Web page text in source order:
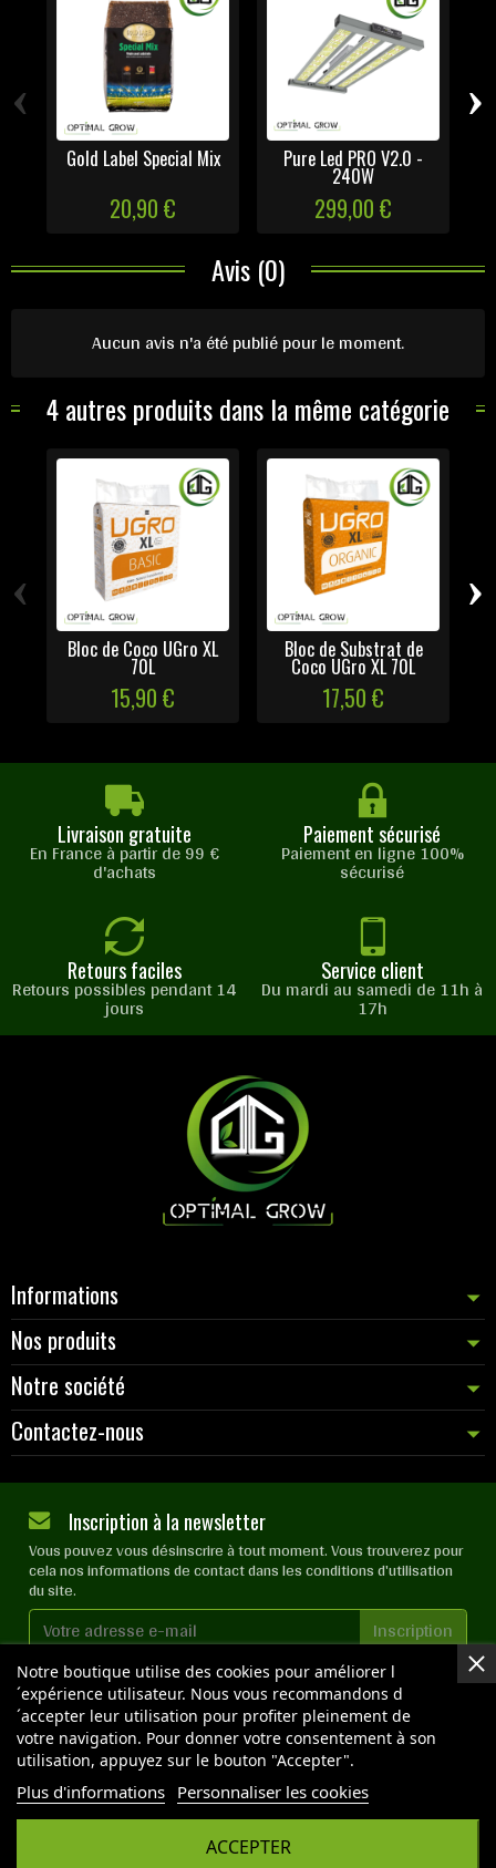
Gold Label Special Mix
20,90 €
Pure Led PRO V2.0 -
240W
299,00 €
‹ ›
Avis (0)
Aucun avis n'a été publié pour le moment.
4 autres produits dans la même catégorie
Bloc de Coco UGro XL
70L
15,90 €
Bloc de Substrat de
Coco UGro XL 70L
17,50 €
‹ ›
Livraison gratuite
En France à partir de 99 €
d'achats
Paiement sécurisé
Paiement en ligne 100%
sécurisé
Retours faciles
Retours possibles pendant 14
jours
Service client
Du mardi au samedi de 11h à
17h
Informations
Nos produits
Notre société
Contactez-nous
Notre boutique utilise des cookies pour améliorer l
´expérience utilisateur. Nous vous recommandons d
´accepter leur utilisation pour profiter pleinement de
votre navigation. Pour donner votre consentement à son
utilisation, appuyez sur le bouton "Accepter".
Plus d'informations Personnaliser les cookies
ACCEPTER
Inscription à la newsletter
Vous pouvez vous désinscrire à tout moment. Vous trouverez pour
cela nos informations de contact dans les conditions d'utilisation
du site.
J'accepte lesconditions généraleset lapolitique de
confidentialité